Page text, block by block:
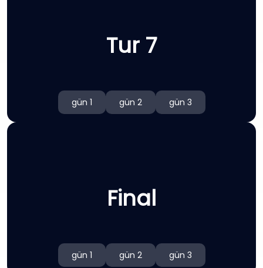
Tur 7
gün 1 gün 2 gün 3
Final
gün 1 gün 2 gün 3